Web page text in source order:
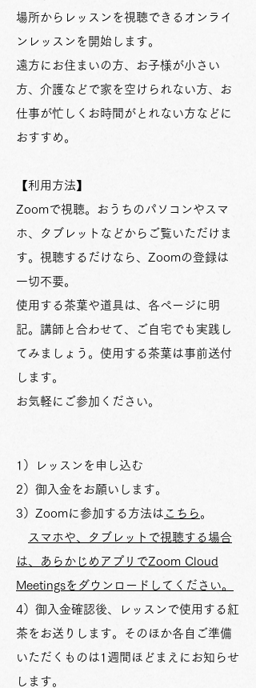
場所からレッスンを視聴できるオンライ
ンレッスンを開始します。
遠方にお住まいの方、お子様が小さい
方、介護などで家を空けられない方、お
仕事が忙しくお時間がとれない方などに
おすすめ。
【利用方法】
Zoomで視聴。おうちのパソコンやスマ
ホ、タブレットなどからご覧いただけま
す。 視聴するだけなら、Zoomの登録は
一切不要。
使用する茶葉や道具は、各ページに明
記。 講師と合わせて、ご自宅でも実践し
てみましょう。使用する茶葉は事前送付
します。
お気軽にご参加ください。
1）レッスンを申し込む
2）御入金をお願いします。
3）Zoomに参加する方法は こちら 。
スマホや、タブレットで視聴する場合
は、あらかじめアプリでZoom Cloud
Meetingsをダウンロードしてください。
4）御入金確認後、レッスンで使用する紅
茶をお送りします。そのほか各自ご準備
いただくものは1週間ほどまえにお知らせ
します。